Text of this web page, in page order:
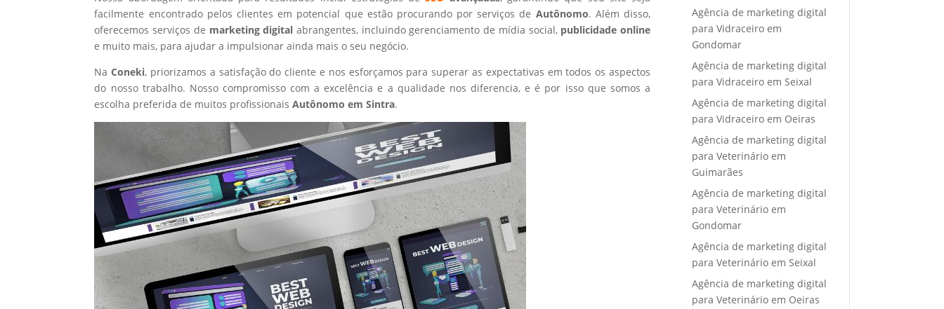
facilmente encontrado pelos clientes em potencial que estão procurando por serviços de Autônomo. Além disso,
oferecemos serviços de marketing digital abrangentes, incluindo gerenciamento de mídia social, publicidade online
e muito mais, para ajudar a impulsionar ainda mais o seu negócio.
NaConeki, priorizamos a satisfação do cliente e nos esforçamos para superar as expectativas em todos os aspectos
do nosso trabalho. Nosso compromisso com a excelência e a qualidade nos diferencia, e é por isso que somos a
escolha preferida de muitos profissionaisAutônomo em Sintra.
Agência de marketing digital
para Vidraceiro em
Gondomar
Agência de marketing digital
para Vidraceiro em Seixal
Agência de marketing digital
para Vidraceiro em Oeiras
Agência de marketing digital
para Veterinário em
Guimarães
Agência de marketing digital
para Veterinário em
Gondomar
Agência de marketing digital
para Veterinário em Seixal
Agência de marketing digital
para Veterinário em Oeiras